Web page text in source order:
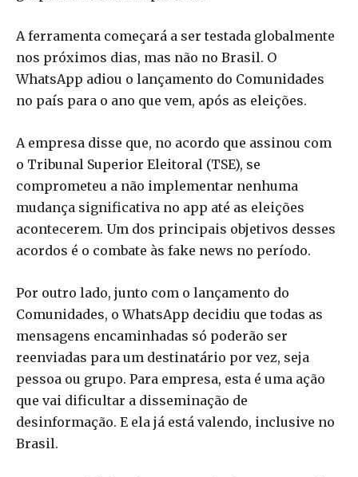
A ferramenta começará a ser testada globalmente
nos próximos dias, mas não no Brasil. O
WhatsApp adiou o lançamento do Comunidades
no país para o ano que vem, após as eleições.
A empresa disse que, no acordo que assinou com
o Tribunal Superior Eleitoral (TSE), se
comprometeu a não implementar nenhuma
mudança significativa no app até as eleições
acontecerem. Um dos principais objetivos desses
acordos é o combate às fake news no período.
Por outro lado, junto com o lançamento do
Comunidades, o WhatsApp decidiu que todas as
mensagens encaminhadas só poderão ser
reenviadas para um destinatário por vez, seja
pessoa ou grupo. Para empresa, esta é uma ação
que vai dificultar a disseminação de
desinformação. E ela já está valendo, inclusive no
Brasil.